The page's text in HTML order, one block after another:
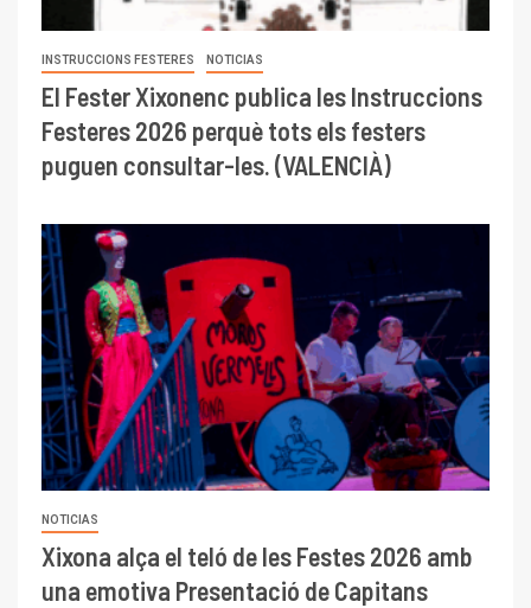
INSTRUCCIONS FESTERES NOTICIAS
El Fester Xixonenc publica les Instruccions
Festeres 2026 perquè tots els festers
puguen consultar-les. (VALENCIÀ)
NOTICIAS
Xixona alça el teló de les Festes 2026 amb
una emotiva Presentació de Capitans